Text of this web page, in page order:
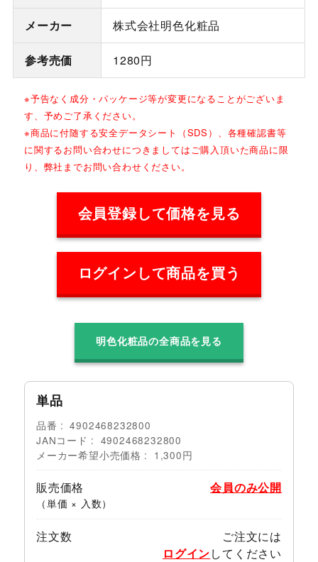
メーカー 株式会社明色化粧品
参考売価 1280円
※予告なく成分・パッケージ等が変更になることがございま
す、予めご了承ください。
※商品に付随する安全データシート（SDS）、各種確認書等
に関するお問い合わせにつきましてはご購入頂いた商品に限
り、弊社までお問い合わせください。
会員登録して価格を見る
ログインして商品を買う
明色化粧品の全商品を見る
単品
品番
4902468232800
JANコード
4902468232800
メーカー希望小売価格
1,300円
販売価格
（単価 × 入数）
会員のみ公開
注文数
ご注文には
ログインしてください